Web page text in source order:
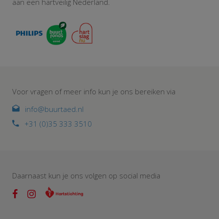
aan een hartveilig Nederland.
Voor vragen of meer info kun je ons bereiken via
info@buurtaed.nl
+31 (0)35 333 3510
Daarnaast kun je ons volgen op social media